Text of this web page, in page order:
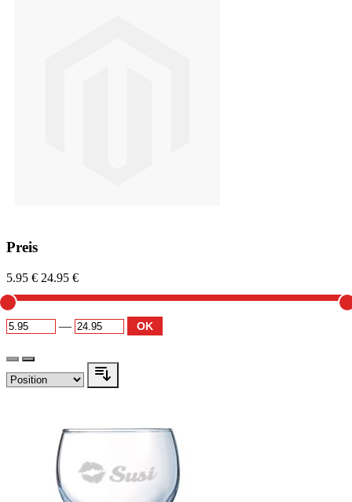
Preis
5.95 € 24.95 €
— OK